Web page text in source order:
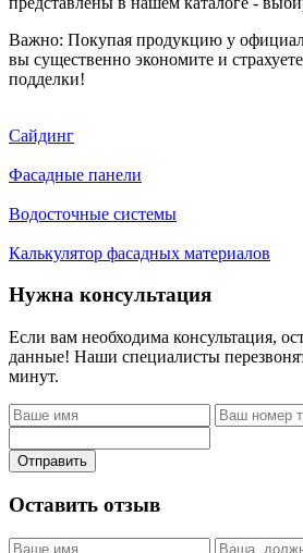
Важно: Покупая продукцию у
вы существенно экономите и
подделки!
Сайдинг
Фасадные панели
Водосточные системы
Калькулятор фасадных материалов
Нужна консультация
Если вам необходима консультация,
данные! Наши специалисты
минут.
Отправить
Оставить отзыв